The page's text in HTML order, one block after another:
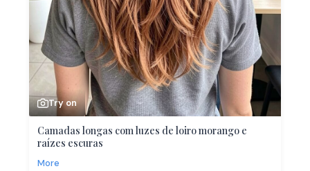
Try on
Camadas longas com luzes de loiro morango e
raízes escuras
More